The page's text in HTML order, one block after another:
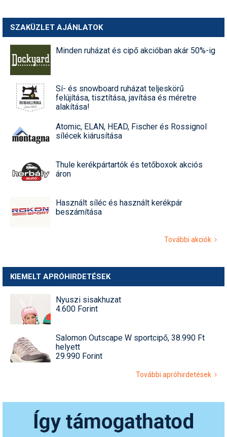
SZAKÜZLET AJÁNLATOK
Minden ruházat és cipő akcióban akár 50%-ig
Sí- és snowboard ruházat teljeskörű
felújítása, tisztítása, javítása és méretre
alakítása!
Atomic, ELAN, HEAD, Fischer és Rossignol
sílécek kiárusítása
Thule kerékpártartók és tetőboxok akciós
áron
Használt síléc és használt kerékpár
beszámítása
További akciók
KIEMELT APRÓHIRDETÉSEK
Nyuszi sisakhuzat
4.600 Forint
Salomon Outscape W sportcipő, 38.990 Ft
helyett
29.990 Forint
További apróhirdetések